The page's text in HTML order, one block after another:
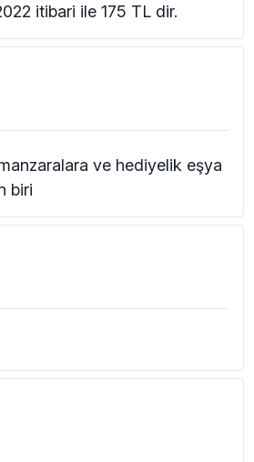
itibari ile 175 TL dir.
ve hediyelik eşya
biri